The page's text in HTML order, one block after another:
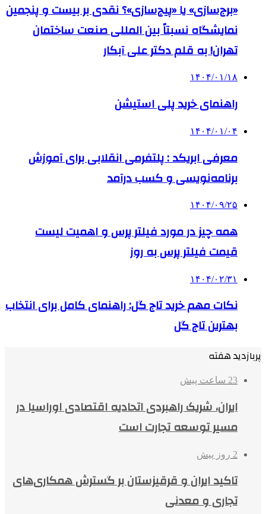
«برج‌سازی» یا «پیج‌سازی»؟ نقدی بر بیست و پنجمین
نمایشگاه نسبتاً بین المللی صنعت ساختمان
تهران! به قلم دکتر علی آبکار
۱۴۰۴/۰۱/۱۸
راهنمای خرید پلی استیشن
۱۴۰۴/۰۱/۰۴
معرفی ابریکد : پلتفرمی انقلابی برای آموزش
برنامه‌نویسی و کسب درآمد
۱۴۰۴/۰۹/۲۵
همه چیز در مورد فیلتر پرس و اهمیت لیست
قیمت فیلتر پرس به روز
۱۴۰۴/۰۲/۳۱
نکات مهم خرید تاج گل: راهنمای کامل برای انتخاب
بهترین تاج گل
پربازدید هفته
23 ساعت پیش
ایران، شریک راهبردی اتحادیه اقتصادی اوراسیا در
مسیر توسعه تجارت است
2 روز پیش
تاکید ایران و قرقیزستان بر گسترش همکاری‌های
تجاری و معدنی